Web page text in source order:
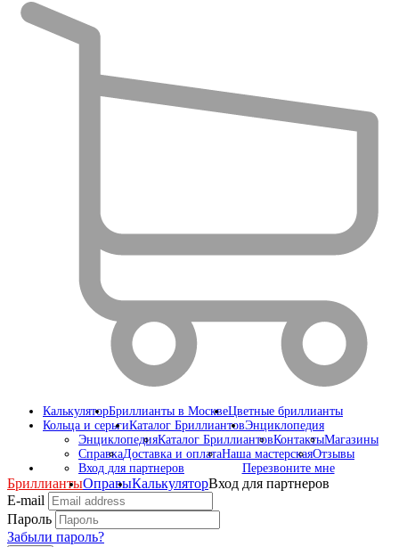
КалькуляторБриллианты в МосквеЦветные бриллианты
Кольца и серьгиКаталог БриллиантовЭнциклопедия
ЭнциклопедияКаталог БриллиантовКонтактыМагазины
СправкаДоставка и оплатаНаша мастерскаяОтзывы
Вход для партнеров
Перезвоните мне
БриллиантыОправыКалькуляторВход для партнеров
E-mail
Пароль
Забыли пароль?